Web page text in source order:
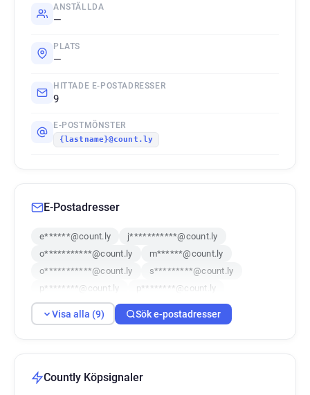
ANSTÄLLDA
—
PLATS
—
HITTADE E-POSTADRESSER
9
E-POSTMÖNSTER
{lastname}@count.ly
E-Postadresser
e******@count.ly
j***********@count.ly
o***********@count.ly
m******@count.ly
o***********@count.ly
s*********@count.ly
p********@count.ly
p********@count.ly
p*****@count.ly
Visa alla (9) Sök e-postadresser
Countly Köpsignaler